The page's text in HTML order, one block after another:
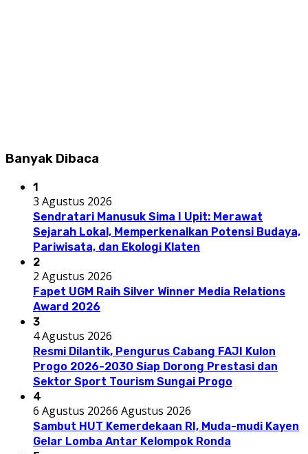
Banyak Dibaca
1
3 Agustus 2026
Sendratari Manusuk Sima I Upit: Merawat
Sejarah Lokal, Memperkenalkan Potensi Budaya,
Pariwisata, dan Ekologi Klaten
2
2 Agustus 2026
Fapet UGM Raih Silver Winner Media Relations
Award 2026
3
4 Agustus 2026
Resmi Dilantik, Pengurus Cabang FAJI Kulon
Progo 2026-2030 Siap Dorong Prestasi dan
Sektor Sport Tourism Sungai Progo
4
6 Agustus 20266 Agustus 2026
Sambut HUT Kemerdekaan RI, Muda-mudi Kayen
Gelar Lomba Antar Kelompok Ronda